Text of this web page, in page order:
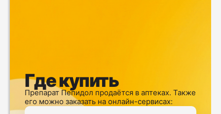
Где купить
Препарат Пепидол продаётся в аптеках. Также
его можно заказать на онлайн-сервисах: